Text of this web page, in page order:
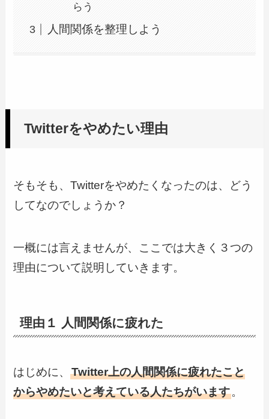
らう
人間関係を整理しよう
Twitterをやめたい理由
そもそも、Twitterをやめたくなったのは、どう
してなのでしょうか？
一概には言えませんが、ここでは大きく３つの
理由について説明していきます。
理由１ 人間関係に疲れた
はじめに、Twitter上の人間関係に疲れたこと
からやめたいと考えている人たちがいます。